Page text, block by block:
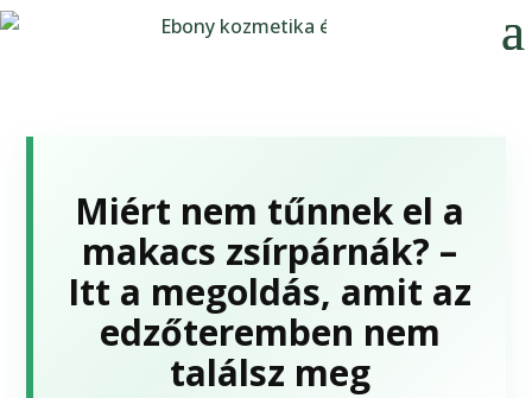
Miért nem tűnnek el a
makacs zsírpárnák? –
Itt a megoldás, amit az
edzőteremben nem
találsz meg